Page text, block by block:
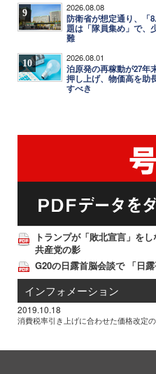
9 2026.08.08
防衛省が想定通り、「
題は「隊員集め」で、
難
10 2026.08.01
泊原発の再稼動が27年
押し上げ、物価高を助
すべき
トランプが「敗北宣言」を
共産党の影
G20の日露首脳会談で 「日
インフォメーション
2019.10.18
消費税率引き上げに合わせた価格改定